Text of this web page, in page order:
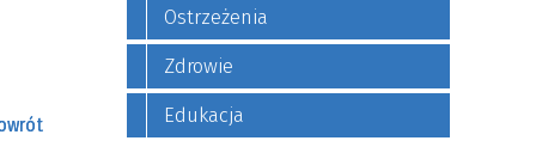
Ostrzeżenia
Zdrowie
Edukacja